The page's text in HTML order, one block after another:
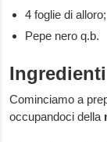
4 foglie di alloro;
Pepe nero q.b.
Ingredienti
Cominciamo a
occupandoci della